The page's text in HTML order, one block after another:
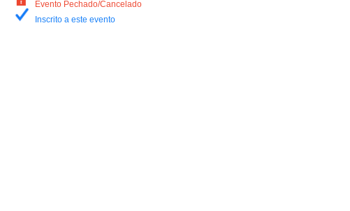
Evento Pechado/Cancelado
Inscrito a este evento